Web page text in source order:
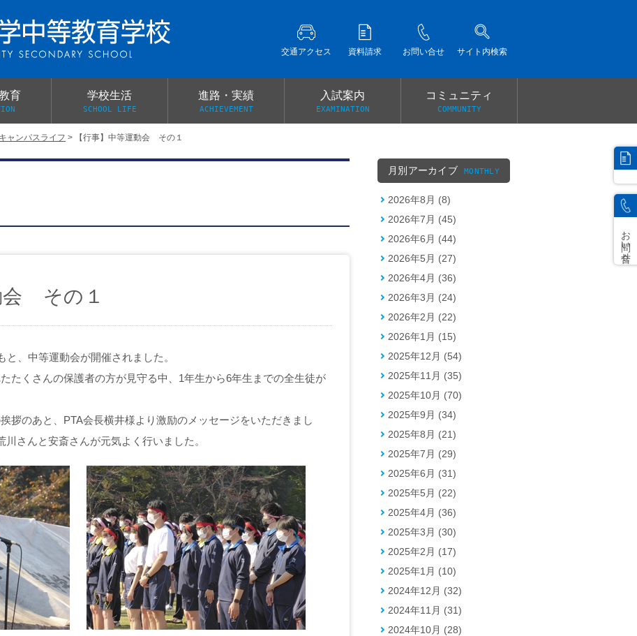
お問い合せ
交通アクセス 資料請求 お問い合せ サイト内検索
キャンパスライフ > 【行事】中等運動会 その１
育 学校生活
SCHOOL LIFE
進路・実績
ACHIEVEMENT
入試案内
EXAMINATION
コミュニティ
COMMUNITY
会 その１
、中等運動会が開催されました。
たくさんの保護者の方が見守る中、1年生から6年生までの全生徒が
拶のあと、PTA会長横井様より激励のメッセージをいただきまし
さんと安斎さんが元気よく行いました。
月別アーカイブ MONTHLY
2026年8月 (8)
2026年7月 (45)
2026年6月 (44)
2026年5月 (27)
2026年4月 (36)
2026年3月 (24)
2026年2月 (22)
2026年1月 (15)
2025年12月 (54)
2025年11月 (35)
2025年10月 (70)
2025年9月 (34)
2025年8月 (21)
2025年7月 (29)
2025年6月 (31)
2025年5月 (22)
2025年4月 (36)
2025年3月 (30)
2025年2月 (17)
2025年1月 (10)
2024年12月 (32)
2024年11月 (31)
2024年10月 (28)